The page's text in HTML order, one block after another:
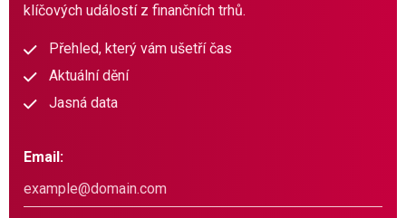
klíčových událostí z finančních trhů.
Přehled, který vám ušetří čas
Aktuální dění
Jasná data
Email: